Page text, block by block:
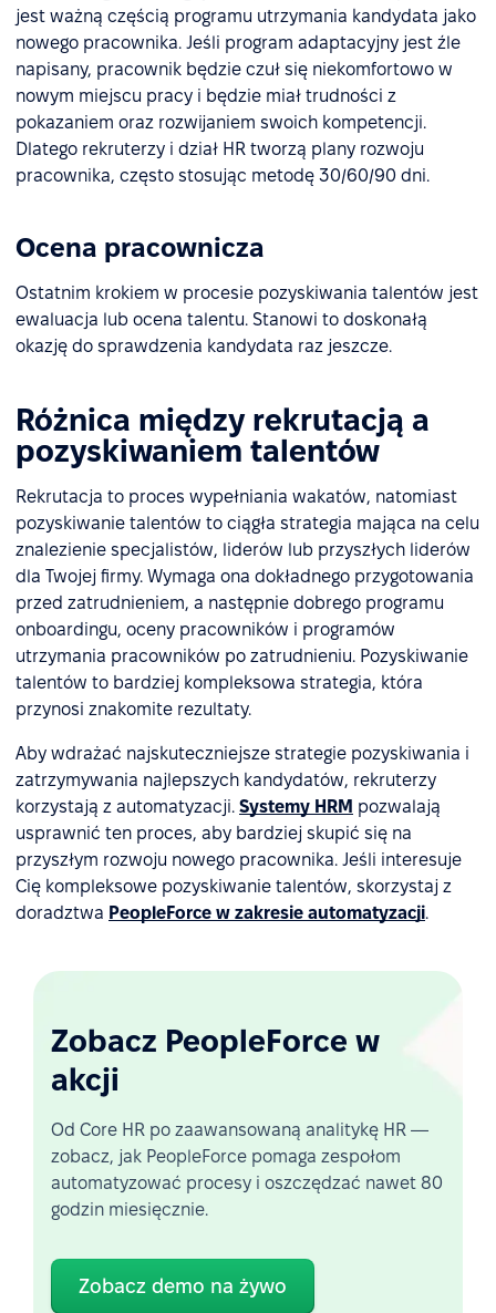
jest ważną częścią programu utrzymania kandydata jako
nowego pracownika. Jeśli program adaptacyjny jest źle
napisany, pracownik będzie czuł się niekomfortowo w
nowym miejscu pracy i będzie miał trudności z
pokazaniem oraz rozwijaniem swoich kompetencji.
Dlatego rekruterzy i dział HR tworzą plany rozwoju
pracownika, często stosując metodę 30/60/90 dni.
Ocena pracownicza
Ostatnim krokiem w procesie pozyskiwania talentów jest
ewaluacja lub ocena talentu. Stanowi to doskonałą
okazję do sprawdzenia kandydata raz jeszcze.
Różnica między rekrutacją a
pozyskiwaniem talentów
Rekrutacja to proces wypełniania wakatów, natomiast
pozyskiwanie talentów to ciągła strategia mająca na celu
znalezienie specjalistów, liderów lub przyszłych liderów
dla Twojej firmy. Wymaga ona dokładnego przygotowania
przed zatrudnieniem, a następnie dobrego programu
onboardingu, oceny pracowników i programów
utrzymania pracowników po zatrudnieniu. Pozyskiwanie
talentów to bardziej kompleksowa strategia, która
przynosi znakomite rezultaty.
Aby wdrażać najskuteczniejsze strategie pozyskiwania i
zatrzymywania najlepszych kandydatów, rekruterzy
korzystają z automatyzacji. Systemy HRM pozwalają
usprawnić ten proces, aby bardziej skupić się na
przyszłym rozwoju nowego pracownika. Jeśli interesuje
Cię kompleksowe pozyskiwanie talentów, skorzystaj z
doradztwa PeopleForce w zakresie automatyzacji.
Zobacz PeopleForce w
akcji
Od Core HR po zaawansowaną analitykę HR —
zobacz, jak PeopleForce pomaga zespołom
automatyzować procesy i oszczędzać nawet 80
godzin miesięcznie.
Zobacz demo na żywo